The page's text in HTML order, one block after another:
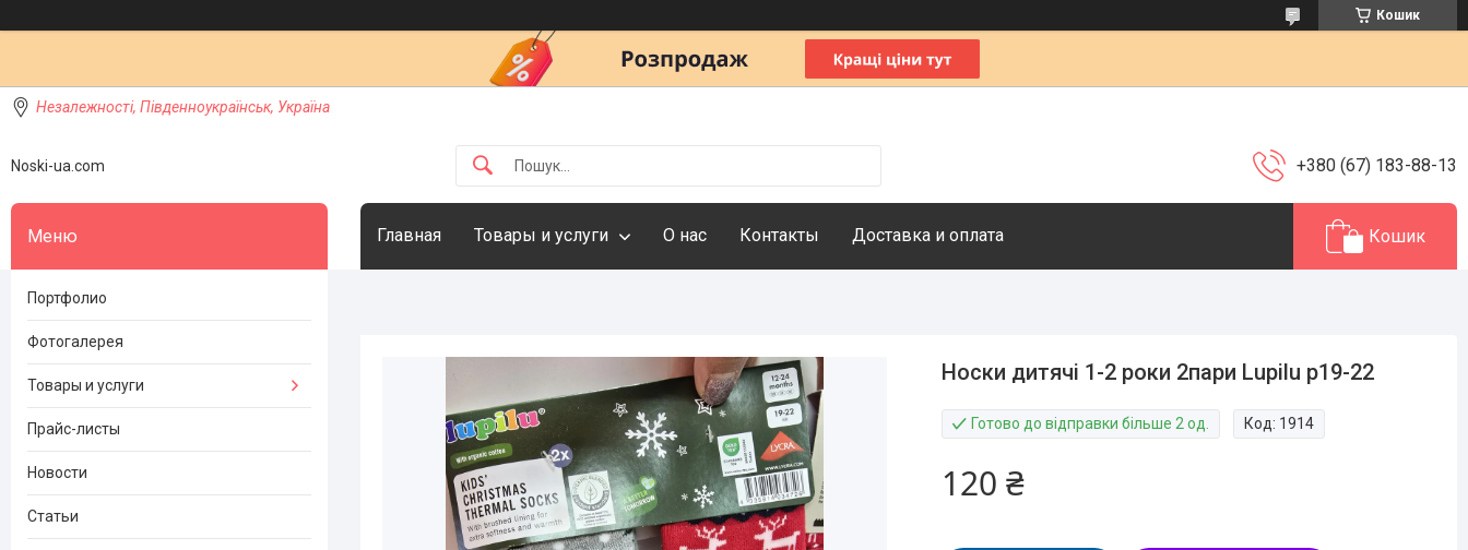
Кошик
Незалежності, Південноукраїнськ, Україна
Noski-ua.com +380 (67) 183-88-13
Главная Товары и услуги О нас Контакты Доставка и оплата Кошик
Носки дитячі 1-2 роки 2пари Lupilu р19-22
Готово до відправки більше 2 од. Код: 1914
120 ₴
Портфолио
Фотогалерея
Товары и услуги
Прайс-листы
Новости
Статьи